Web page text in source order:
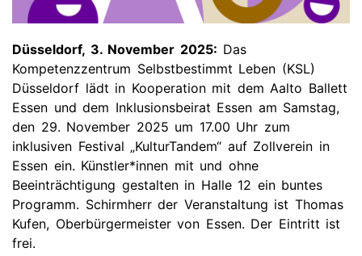
Düsseldorf, 3. November 2025: Das
Kompetenzzentrum Selbstbestimmt Leben (KSL)
Düsseldorf lädt in Kooperation mit dem Aalto Ballett
Essen und dem Inklusionsbeirat Essen am Samstag,
den 29. November 2025 um 17.00 Uhr zum
inklusiven Festival „KulturTandem“ auf Zollverein in
Essen ein. Künstler*innen mit und ohne
Beeinträchtigung gestalten in Halle 12 ein buntes
Programm. Schirmherr der Veranstaltung ist Thomas
Kufen, Oberbürgermeister von Essen. Der Eintritt ist
frei.